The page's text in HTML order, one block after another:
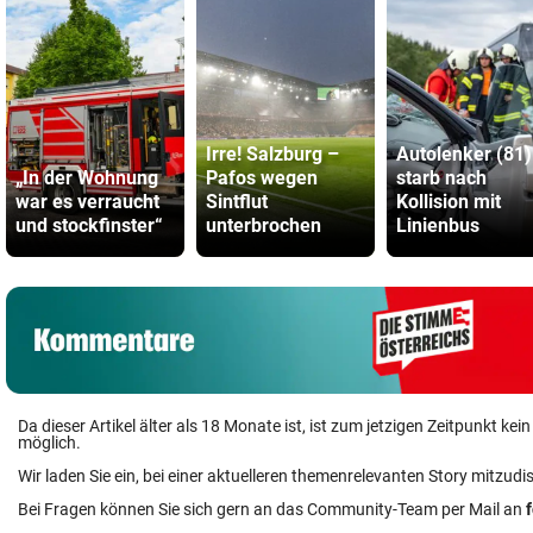
„In der Wohnung
war es verraucht
und stockfinster“
Irre! Salzburg –
Pafos wegen
Sintflut
unterbrochen
Autolenker (81)
starb nach
Kollision mit
Linienbus
Da dieser Artikel älter als 18 Monate ist, ist zum jetzigen Zeitpunkt
möglich.
Wir laden Sie ein, bei einer aktuelleren themenrelevanten Story
Bei Fragen können Sie sich gern an das Community-Team per Mail an